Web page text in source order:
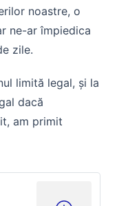
noastre, o
ne-ar împiedica
zile.
limită legal, și la
dacă
am primit